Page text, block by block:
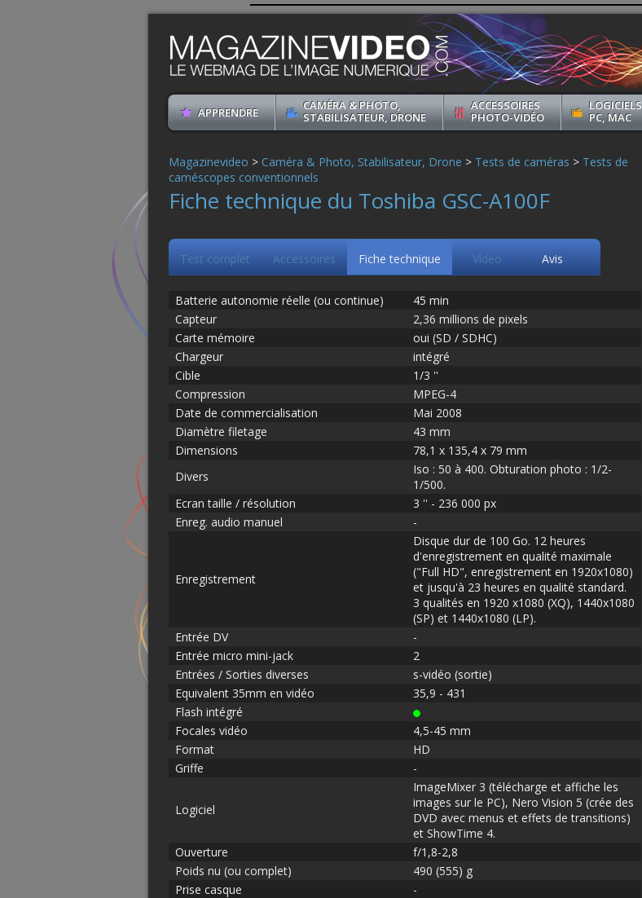
APPRENDRE
CAMÉRA & PHOTO,
STABILISATEUR, DRONE
ACCESSOIRES
PHOTO-VIDÉO
LOGICIELS
PC, MAC
Magazinevideo > Caméra & Photo, Stabilisateur, Drone > Tests de caméras > Tests de
caméscopes conventionnels
Fiche technique du Toshiba GSC-A100F
Test complet Accessoires Fiche technique Video Avis
Batterie autonomie réelle (ou continue)
45 min
Capteur
2,36 millions de pixels
Carte mémoire
oui (SD / SDHC)
Chargeur
intégré
Cible
1/3 ''
Compression
MPEG-4
Date de commercialisation
Mai 2008
Diamètre filetage
43 mm
Dimensions
78,1 x 135,4 x 79 mm
Divers
Iso : 50 à 400. Obturation photo : 1/2-
1/500.
Ecran taille / résolution
3 '' - 236 000 px
Enreg. audio manuel
-
Enregistrement
Disque dur de 100 Go. 12 heures
d'enregistrement en qualité maximale
("Full HD", enregistrement en 1920x1080)
et jusqu'à 23 heures en qualité standard.
3 qualités en 1920 x1080 (XQ), 1440x1080
(SP) et 1440x1080 (LP).
Entrée DV
-
Entrée micro mini-jack
2
Entrées / Sorties diverses
s-vidéo (sortie)
Equivalent 35mm en vidéo
35,9 - 431
Flash intégré
Focales vidéo
4,5-45 mm
Format
HD
Griffe
-
Logiciel
ImageMixer 3 (télécharge et affiche les
images sur le PC), Nero Vision 5 (crée des
DVD avec menus et effets de transitions)
et ShowTime 4.
Ouverture
f/1,8-2,8
Poids nu (ou complet)
490 (555) g
Prise casque
-